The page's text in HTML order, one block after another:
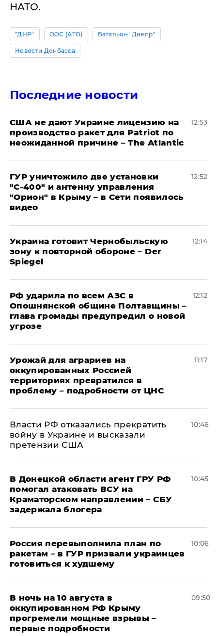
НАТО.
"ДНР" ООС (АТО) Батальон "Днепр"
Новости Донбасса
Последние новости
США не дают Украине лицензию на
производство ракет для Patriot по
неожиданной причине – The Atlantic
12:53
ГУР уничтожило две установки
"С‑400" и антенну управления
"Орион" в Крыму – в Сети появилось
видео
12:52
Украина готовит Чернобыльскую
зону к повторной обороне – Der
Spiegel
12:14
РФ ударила по всем АЗС в
Опошнянской общине Полтавщины –
глава громады предупредил о новой
угрозе
12:12
Урожай для аграриев на
оккупированных Россией
территориях превратился в
проблему – подробности от ЦНС
11:17
Власти РФ отказались прекратить
войну в Украине и высказали
претензии США
10:46
В Донецкой области агент ГРУ РФ
помогал атаковать ВСУ на
Краматорском направлении – СБУ
задержала блогера
10:45
Россия перевыполнила план по
ракетам – в ГУР призвали украинцев
готовиться к худшему
10:06
В ночь на 10 августа в
оккупированном РФ Крыму
прогремели мощные взрывы –
первые подробности
09:50